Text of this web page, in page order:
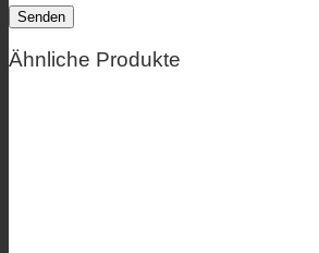
Ähnliche Produkte